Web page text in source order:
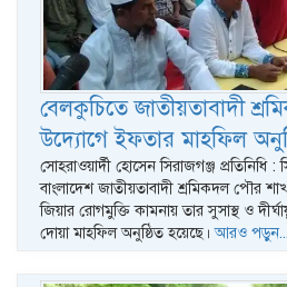
বেলকুচিতে জাতীয়তাবাদী
উদ্যোগে ইফতার মাহফিল
সোহরাওয়ার্দী হোসেন সিরাজগঞ্জ প্রতিনিধি
বাংলাদেশ জাতীয়তাবাদী শ্রমিকদল পৌর
জিয়ার রোগমুক্তি কামনায় তার সুসাস্থ ও
দোয়া মাহফিল অনুষ্ঠিত হয়েছে।আরও পড়ুন...